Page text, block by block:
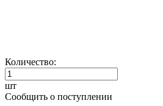
Количество:
шт
Сообщить о поступлении